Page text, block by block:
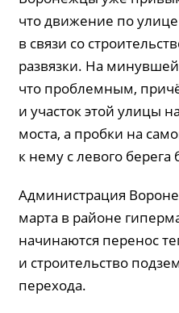
что движение по
в связи со
развязки. На
что проблемным,
и участок этой улицы
моста, а пробки на
к нему с левого берега
Администрация
марта в районе
начинаются перенос
и строительство
перехода.